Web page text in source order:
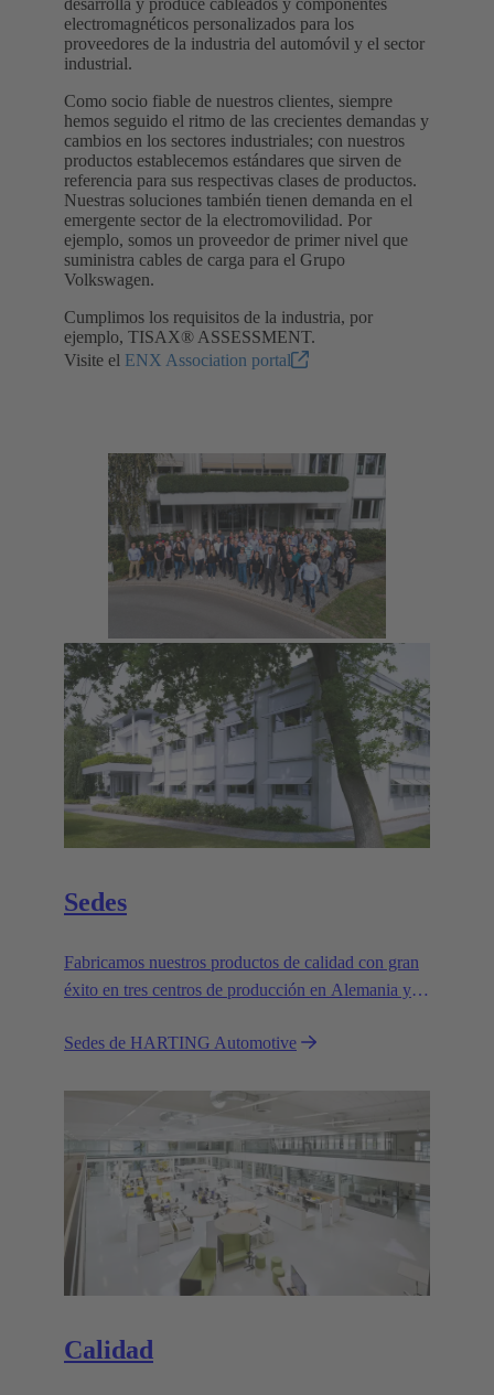
desarrolla y produce cableados y componentes
electromagnéticos personalizados para los
proveedores de la industria del automóvil y el sector
industrial.
Como socio fiable de nuestros clientes, siempre
hemos seguido el ritmo de las crecientes demandas y
cambios en los sectores industriales; con nuestros
productos establecemos estándares que sirven de
referencia para sus respectivas clases de productos.
Nuestras soluciones también tienen demanda en el
emergente sector de la electromovilidad. Por
ejemplo, somos un proveedor de primer nivel que
suministra cables de carga para el Grupo
Volkswagen.
Cumplimos los requisitos de la industria, por
ejemplo, TISAX® ASSESSMENT.
Visite el ENX Association portal
Sedes
Fabricamos nuestros productos de calidad con gran
éxito en tres centros de producción en Alemania y
emplazamientos.
Sedes de HARTING Automotive
Calidad